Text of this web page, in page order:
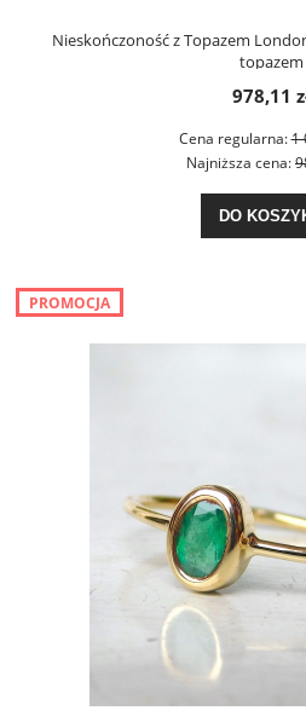
Nieskończoność z Topazem
topazem
978,11
Cena regularna:1
Najniższa cena:
DO
PROMOCJA